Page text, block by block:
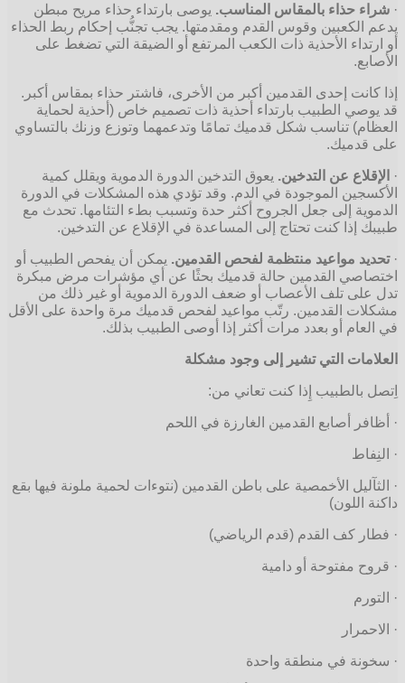
· شراء حذاء بالمقاس المناسب. يوصى بارتداء حذاء مريح مبطن
يدعم الكعبين وقوس القدم ومقدمتها. يجب تجنُّب إحكام ربط الحذاء
أو ارتداء الأحذية ذات الكعب المرتفع أو الضيقة التي تضغط على
الأصابع.
إذا كانت إحدى القدمين أكبر من الأخرى، فاشتر حذاء بمقاس أكبر.
قد يوصي الطبيب بارتداء أحذية ذات تصميم خاص (أحذية لحماية
العظام) تناسب شكل قدميك تمامًا وتدعمهما وتوزع وزنك بالتساوي
على قدميك.
· الإقلاع عن التدخين. يعوق التدخين الدورة الدموية ويقلل كمية
الأكسجين الموجودة في الدم. وقد تؤدي هذه المشكلات في الدورة
الدموية إلى جعل الجروح أكثر حدة وتسبب بطء التئامها. تحدث مع
طبيبك إذا كنت تحتاج إلى المساعدة في الإقلاع عن التدخين.
·تحديد مواعيد منتظمة لفحص القدمين. يمكن أن يفحص الطبيب أو
اختصاصي القدمين حالة قدميك بحثًا عن أي مؤشرات مرض مبكرة
تدل على تلف الأعصاب أو ضعف الدورة الدموية أو غير ذلك من
مشكلات القدمين. رتّب مواعيد لفحص قدميك مرة واحدة على الأقل
في العام أو بعدد مرات أكثر إذا أوصى الطبيب بذلك.
العلامات التي تشير إلى وجود مشكلة
اِتصل بالطبيب إِذا كنت تعاني من:
· أظافر أصابع القدمين الغارزة في اللحم
· النِفاط
· الثآليل الأخمصية على باطن القدمين (نتوءات لحمية ملونة فيها بقع
داكنة اللون)
· فطار كف القدم (قدم الرياضي)
· قروح مفتوحة أو دامية
· التورم
· الاحمرار
· سخونة في منطقة واحدة